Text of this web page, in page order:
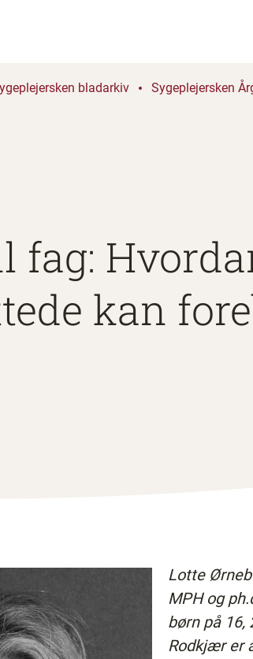
bladarkiv Sygeplejersken
fag:
kan
Lotte
MPH og
børn på 16,
Rodkjær er